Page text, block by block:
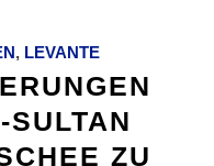
, LEVANTE
ZU